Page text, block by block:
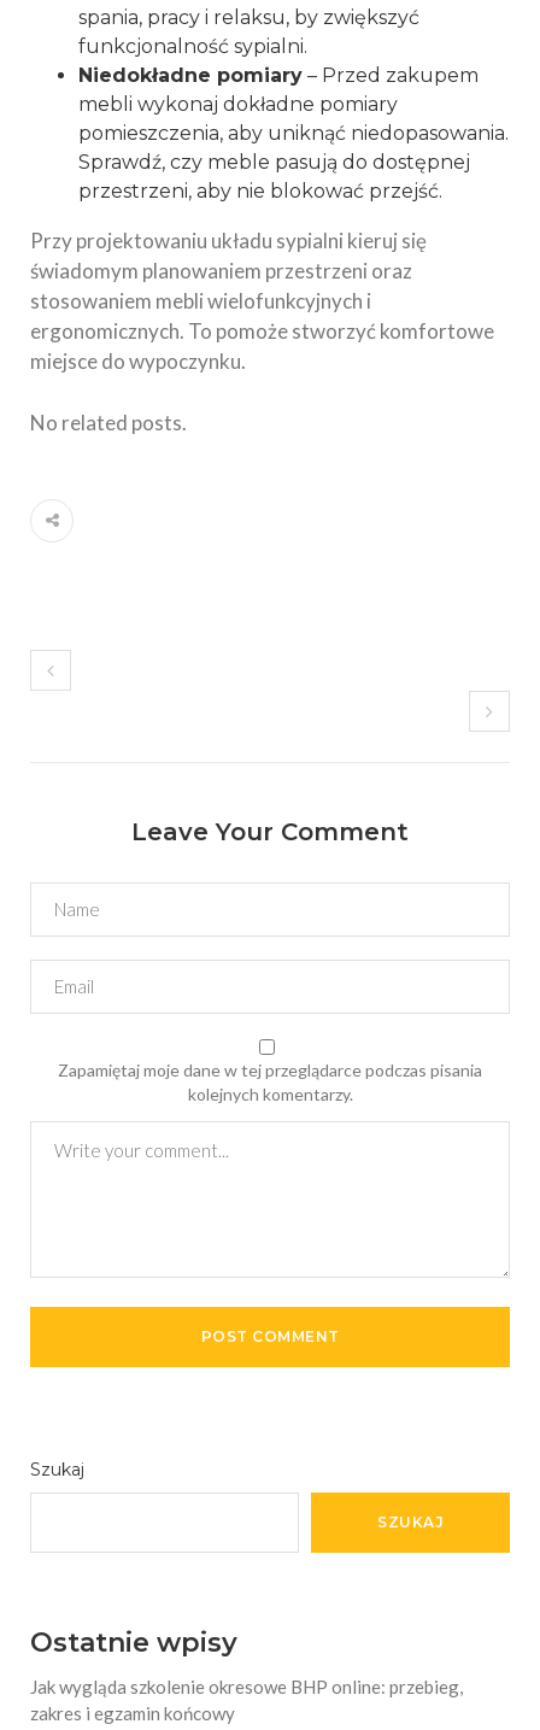
spania, pracy i relaksu, by zwiększyć
funkcjonalność sypialni.
Niedokładne pomiary – Przed zakupem
mebli wykonaj dokładne pomiary
pomieszczenia, aby uniknąć niedopasowania.
Sprawdź, czy meble pasują do dostępnej
przestrzeni, aby nie blokować przejść.
Przy projektowaniu układu sypialni kieruj się
świadomym planowaniem przestrzeni oraz
stosowaniem mebli wielofunkcyjnych i
ergonomicznych. To pomoże stworzyć komfortowe
miejsce do wypoczynku.
No related posts.
Leave Your Comment
Zapamiętaj moje dane w tej przeglądarce podczas pisania
kolejnych komentarzy.
Szukaj
SZUKAJ
Ostatnie wpisy
Jak wygląda szkolenie okresowe BHP online: przebieg,
zakres i egzamin końcowy